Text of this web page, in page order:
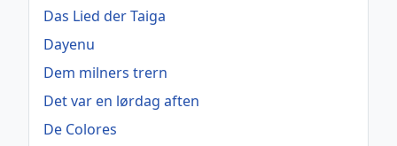
Das Lied der Taiga
Dayenu
Dem milners trern
Det var en lørdag aften
De Colores